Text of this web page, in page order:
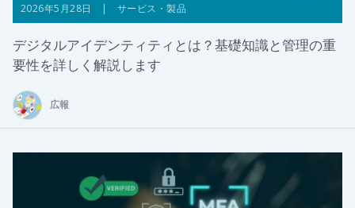
2026年5月28日 | サービス・製品
デジタルアイデンティティとは？基礎知識と管理の重
要性を詳しく解説します
広報